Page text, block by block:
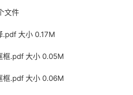
文件
大小 0.17M
.pdf 大小 0.05M
.pdf 大小 0.06M